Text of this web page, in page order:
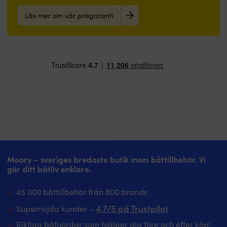
Läs mer om vår prisgaranti
Moory – sveriges bredaste butik inom båttillbehör. Vi
gör ditt båtliv enklare.
45 000 båttillbehör från 800 brands
Supernöjda kunder – 4.7/5 på Trustpilot
Riktiga båtnördar som hjälper dig före och efter köp!